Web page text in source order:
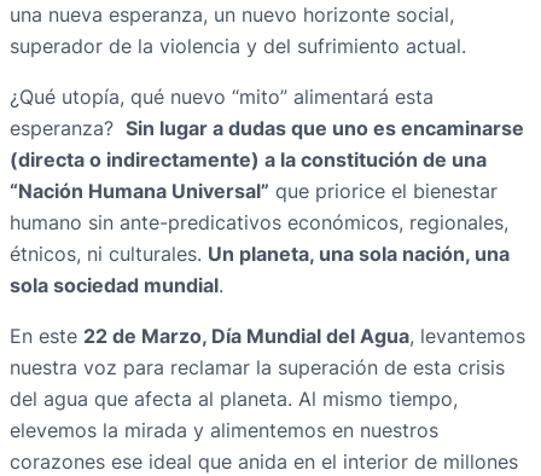
una nueva esperanza, un nuevo horizonte social,
superador de la violencia y del sufrimiento actual.
¿Qué utopía, qué nuevo “mito” alimentará esta
esperanza? Sin lugar a dudas que uno es encaminarse
(directa o indirectamente) a la constitución de una
“Nación Humana Universal” que priorice el bienestar
humano sin ante-predicativos económicos, regionales,
étnicos, ni culturales. Un planeta, una sola nación, una
sola sociedad mundial.
En este 22 de Marzo, Día Mundial del Agua, levantemos
nuestra voz para reclamar la superación de esta crisis
del agua que afecta al planeta. Al mismo tiempo,
elevemos la mirada y alimentemos en nuestros
corazones ese ideal que anida en el interior de millones